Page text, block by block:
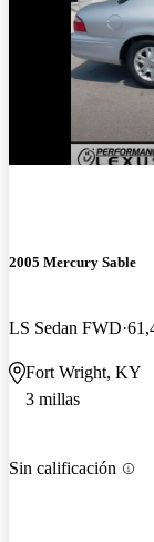
2005 Mercury Sable
LS Sedan FWD
Fort Wright, KY
3 millas
Sin calificación